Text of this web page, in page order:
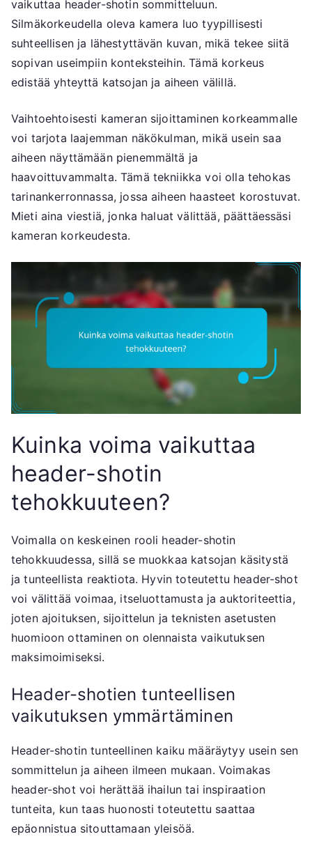
vaikuttaa header-shotin sommitteluun.
Silmäkorkeudella oleva kamera luo tyypillisesti
suhteellisen ja lähestyttävän kuvan, mikä tekee siitä
sopivan useimpiin konteksteihin. Tämä korkeus
edistää yhteyttä katsojan ja aiheen välillä.
Vaihtoehtoisesti kameran sijoittaminen korkeammalle
voi tarjota laajemman näkökulman, mikä usein saa
aiheen näyttämään pienemmältä ja
haavoittuvammalta. Tämä tekniikka voi olla tehokas
tarinankerronnassa, jossa aiheen haasteet korostuvat.
Mieti aina viestiä, jonka haluat välittää, päättäessäsi
kameran korkeudesta.
Kuinka voima vaikuttaa
header-shotin
tehokkuuteen?
Voimalla on keskeinen rooli header-shotin
tehokkuudessa, sillä se muokkaa katsojan käsitystä
ja tunteellista reaktiota. Hyvin toteutettu header-shot
voi välittää voimaa, itseluottamusta ja auktoriteettia,
joten ajoituksen, sijoittelun ja teknisten asetusten
huomioon ottaminen on olennaista vaikutuksen
maksimoimiseksi.
Header-shotien tunteellisen
vaikutuksen ymmärtäminen
Header-shotin tunteellinen kaiku määräytyy usein sen
sommittelun ja aiheen ilmeen mukaan. Voimakas
header-shot voi herättää ihailun tai inspiraation
tunteita, kun taas huonosti toteutettu saattaa
epäonnistua sitouttamaan yleisöä.